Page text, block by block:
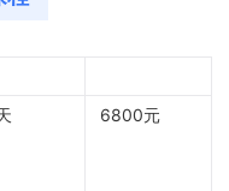
6800元